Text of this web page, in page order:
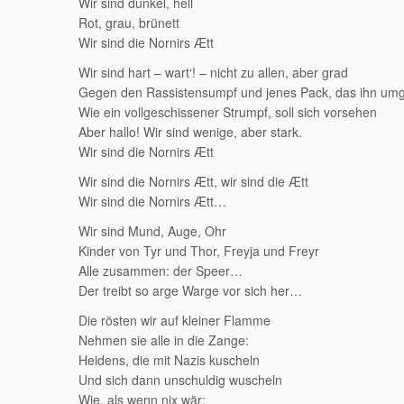
Rot, grau, brünett
Wir sind die Nornirs Ætt
Wir sind hart – wart‘! – nicht zu allen, aber grad
Gegen den Rassistensumpf und jenes Pack, das ihn
Wie ein vollgeschissener Strumpf, soll sich vorsehen
Aber hallo! Wir sind wenige, aber stark.
Wir sind die Nornirs Ætt
Wir sind die Nornirs Ætt, wir sind die Ætt
Wir sind die Nornirs Ætt…
Wir sind Mund, Auge, Ohr
Kinder von Tyr und Thor, Freyja und Freyr
Alle zusammen: der Speer…
Der treibt so arge Warge vor sich her…
Die rösten wir auf kleiner Flamme
Nehmen sie alle in die Zange:
Heidens, die mit Nazis kuscheln
Und sich dann unschuldig wuscheln
Wie, als wenn nix wär: